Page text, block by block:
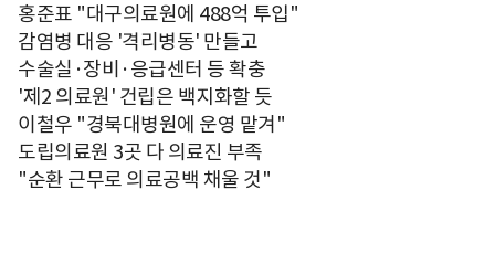
홍준표 "대구의료원에 488억 투입"
감염병 대응 '격리병동' 만들고
수술실·장비·응급센터 등 확충
'제2 의료원' 건립은 백지화할 듯
이철우 "경북대병원에 운영 맡겨"
도립의료원 3곳 다 의료진 부족
"순환 근무로 의료공백 채울 것"